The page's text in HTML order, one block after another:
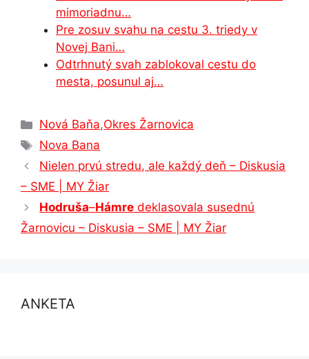
mimoriadnu…
Pre zosuv svahu na cestu 3. triedy v
Novej Bani…
Odtrhnutý svah zablokoval cestu do
mesta, posunul aj…
Kategórie
Nová Baňa,Okres Žarnovica
Značky
Nova Bana
Nielen prvú stredu, ale každý deň – Diskusia
– SME | MY Žiar
Hodruša–Hámre deklasovala susednú
Žarnovicu – Diskusia – SME | MY Žiar
ANKETA